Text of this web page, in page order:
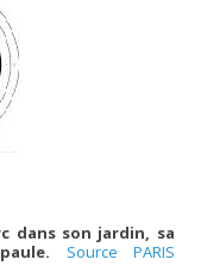
dans son jardin, sa
Source PARIS